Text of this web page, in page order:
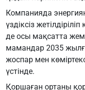
Компанияда
үздіксіз
де осы мақсатта
мамандар 2035
жоспар мен
үстінде.
Қоршаған ортаны